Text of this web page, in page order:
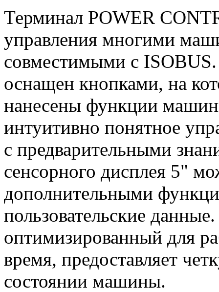
Терминал POWER
управления многими
совместимыми с
оснащен кнопками, на
нанесены функции
интуитивно понятное
с предварительными
сенсорного дисплея 5"
дополнительными
пользовательские
оптимизированный для
время, предоставляет
состоянии машины.